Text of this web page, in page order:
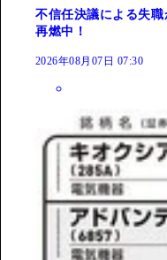
不信任決議による失
再燃中！
2026年08月07日 07:30